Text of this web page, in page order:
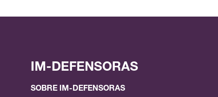
IM-DEFENSORAS
SOBRE IM-DEFENSORAS